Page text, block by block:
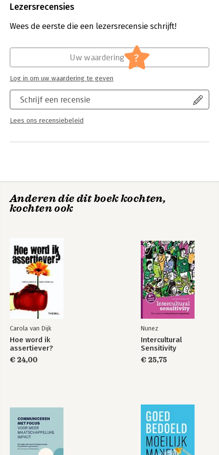
presentational speaking, working with Japanese multinational
Bindwijze:
Uitgever:
University of Hawai'i Press
Hoofdrubriek: Communicatie en media
Serie:
Latitude 20 Book
Lezersrecensies
Wees de eerste die een lezersrecensie schrijft!
Schrijf een recensie
Lees ons recensiebeleid
Uw waardering ?
Log in om uw waardering te geven
Anderen die dit boek kochten,
kochten ook
Carola van Dijk
Hoe word ik
assertiever?
€ 24,00
Nunez
Intercultural
Sensitivity
€ 25,75